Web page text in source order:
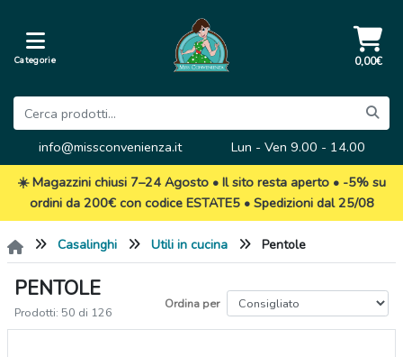
Categorie 0,00€
info@missconvenienza.it
Lun - Ven 9.00 - 14.00
☀️ Magazzini chiusi 7–24 Agosto • Il sito resta aperto • -5% su
ordini da 200€ con codice ESTATE5 • Spedizioni dal 25/08
Casalinghi Utili in cucina Pentole
PENTOLE
Prodotti: 50 di 126
Ordina per